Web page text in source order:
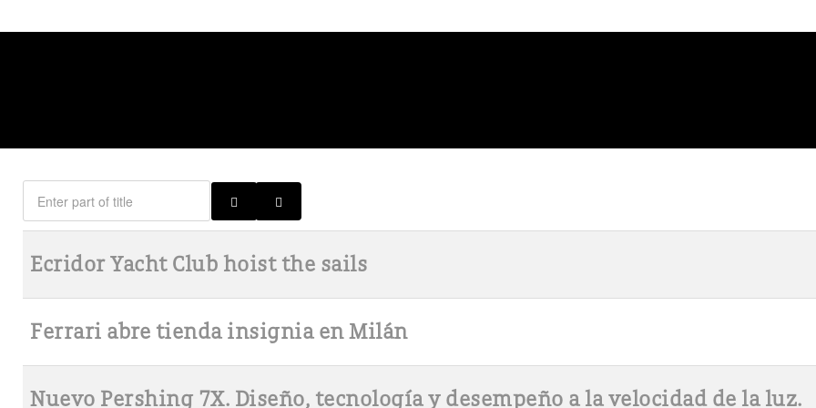
Ecridor Yacht Club hoist the sails
Ferrari abre tienda insignia en Milán
Nuevo Pershing 7X. Diseño, tecnología y desempeño a la velocidad de la luz.